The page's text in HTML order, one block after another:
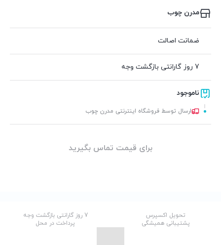
مدرن چوب
ضمانت اصالت
7 روز گارانتی بازگشت وجه
ناموجود
ارسال توسط فروشگاه اینترنتی مدرن چوب
برای قیمت تماس بگیرید
تحویل اکسپرس
7 روز گارانتی بازگشت وجه
پشتیبانی همیشگی
پرداخت در محل